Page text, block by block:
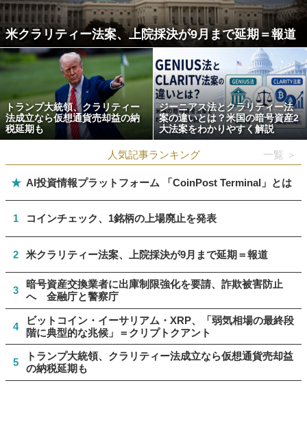
米クラリティー法案、上院採決が9月まで延期＝報道
トランプ大統領、クラリティー
法成立なら仮想通貨売却益の納
税延期も
ジーニアス法とクラリティー法
案の違いとは？米国の暗号資産2
大法案をわかりやすく解説
人気記事ランキング 一覧 ＞
★ AI投資情報プラットフォーム 「CoinPost Terminal」とは
1 コインチェック、1銘柄の上場廃止を発表
2 米クラリティー法案、上院採決が9月まで延期＝報道
3
暗号資産交換業者に出庫制限強化を要請、詐欺被害防止
へ 金融庁と警察庁
4
ビットコイン・イーサリアム・XRP、「弱気相場の最終段
階に典型的な兆候」＝クリプトクアント
5
トランプ大統領、クラリティー法成立なら仮想通貨売却益
の納税延期も